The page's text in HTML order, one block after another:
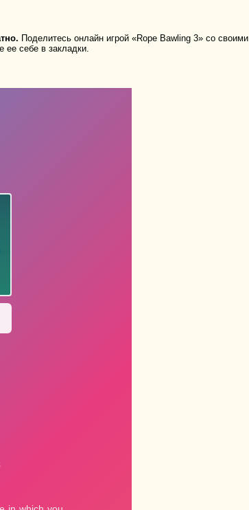
Поделитесь онлайн игрой «Rope Bawling 3» со своими
ее себе в закладки.